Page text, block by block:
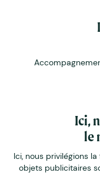
Ici,
le
Ici, nous privilégions
objets publicitaires